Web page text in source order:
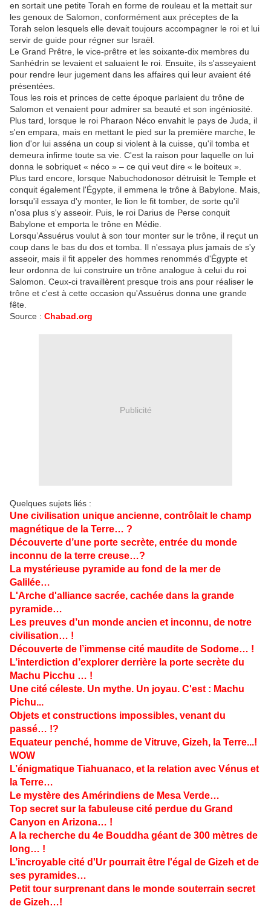
en sortait une petite Torah en forme de rouleau et la mettait sur
les genoux de Salomon, conformément aux préceptes de la
Torah selon lesquels elle devait toujours accompagner le roi et lui
servir de guide pour régner sur Israël.
Le Grand Prêtre, le vice-prêtre et les soixante-dix membres du
Sanhédrin se levaient et saluaient le roi. Ensuite, ils s'asseyaient
pour rendre leur jugement dans les affaires qui leur avaient été
présentées.
Tous les rois et princes de cette époque parlaient du trône de
Salomon et venaient pour admirer sa beauté et son ingéniosité.
Plus tard, lorsque le roi Pharaon Néco envahit le pays de Juda, il
s'en empara, mais en mettant le pied sur la première marche, le
lion d'or lui asséna un coup si violent à la cuisse, qu'il tomba et
demeura infirme toute sa vie. C'est la raison pour laquelle on lui
donna le sobriquet « néco » – ce qui veut dire « le boiteux ».
Plus tard encore, lorsque Nabuchodonosor détruisit le Temple et
conquit également l'Égypte, il emmena le trône à Babylone. Mais,
lorsqu'il essaya d'y monter, le lion le fit tomber, de sorte qu'il
n'osa plus s'y asseoir. Puis, le roi Darius de Perse conquit
Babylone et emporta le trône en Médie.
Lorsqu’Assuérus voulut à son tour monter sur le trône, il reçut un
coup dans le bas du dos et tomba. Il n'essaya plus jamais de s'y
asseoir, mais il fit appeler des hommes renommés d'Égypte et
leur ordonna de lui construire un trône analogue à celui du roi
Salomon. Ceux-ci travaillèrent presque trois ans pour réaliser le
trône et c'est à cette occasion qu'Assuérus donna une grande
fête.
Source : Chabad.org
Publicité
Quelques sujets liés :
Une civilisation unique ancienne, contrôlait le champ
magnétique de la Terre… ?
Découverte d’une porte secrète, entrée du monde
inconnu de la terre creuse…?
La mystérieuse pyramide au fond de la mer de
Galilée…
L'Arche d'alliance sacrée, cachée dans la grande
pyramide…
Les preuves d’un monde ancien et inconnu, de notre
civilisation… !
Découverte de l’immense cité maudite de Sodome… !
L’interdiction d’explorer derrière la porte secrète du
Machu Picchu … !
Une cité céleste. Un mythe. Un joyau. C'est : Machu
Pichu...
Objets et constructions impossibles, venant du
passé… !?
Equateur penché, homme de Vitruve, Gizeh, la Terre...!
WOW
L’énigmatique Tiahuanaco, et la relation avec Vénus et
la Terre…
Le mystère des Amérindiens de Mesa Verde…
Top secret sur la fabuleuse cité perdue du Grand
Canyon en Arizona… !
A la recherche du 4e Bouddha géant de 300 mètres de
long… !
L’incroyable cité d'Ur pourrait être l'égal de Gizeh et de
ses pyramides…
Petit tour surprenant dans le monde souterrain secret
de Gizeh…!